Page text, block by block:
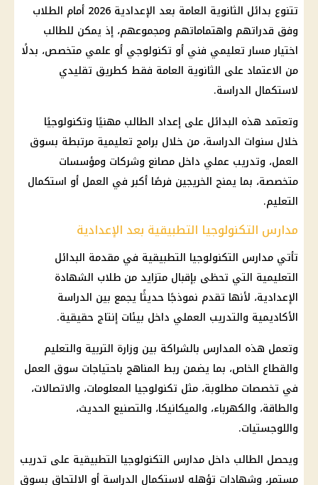
تتنوع بدائل الثانوية العامة بعد الإعدادية 2026 أمام الطلاب
وفق قدراتهم واهتماماتهم ومجموعهم، إذ يمكن للطالب
اختيار مسار تعليمي فني أو تكنولوجي أو علمي متخصص، بدلًا
من الاعتماد على الثانوية العامة فقط كطريق تقليدي
لاستكمال الدراسة.
وتعتمد هذه البدائل على إعداد الطالب مهنيًا وتكنولوجيًا
خلال سنوات الدراسة، من خلال برامج تعليمية مرتبطة بسوق
العمل، وتدريب عملي داخل مصانع وشركات ومؤسسات
متخصصة، بما يمنح الخريجين فرصًا أكبر في العمل أو استكمال
التعليم.
مدارس التكنولوجيا التطبيقية بعد الإعدادية
تأتي مدارس التكنولوجيا التطبيقية في مقدمة البدائل
التعليمية التي تحظى بإقبال متزايد من طلاب الشهادة
الإعدادية، لأنها تقدم نموذجًا حديثًا يجمع بين الدراسة
الأكاديمية والتدريب العملي داخل بيئات إنتاج حقيقية.
وتعمل هذه المدارس بالشراكة بين وزارة التربية والتعليم
والقطاع الخاص، بما يضمن ربط المناهج باحتياجات سوق العمل
في تخصصات مطلوبة، مثل تكنولوجيا المعلومات، والاتصالات،
والطاقة، والكهرباء، والميكانيكا، والتصنيع الحديث،
واللوجستيات.
ويحصل الطالب داخل مدارس التكنولوجيا التطبيقية على تدريب
مستمر، وشهادات تؤهله لاستكمال الدراسة أو الالتحاق بسوق